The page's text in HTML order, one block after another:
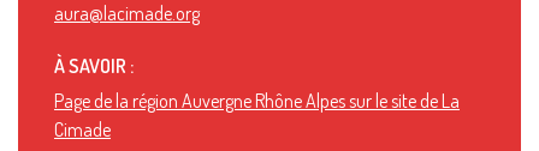
aura@lacimade.org
À SAVOIR :
Page de la région Auvergne Rhône Alpes sur le site de La
Cimade